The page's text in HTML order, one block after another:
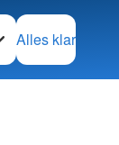
Alles klar